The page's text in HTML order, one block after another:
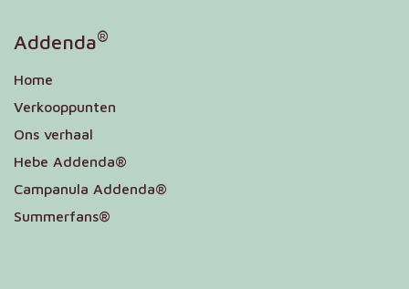
Addenda®
Home
Verkooppunten
Ons verhaal
Hebe Addenda®
Campanula Addenda®
Summerfans®